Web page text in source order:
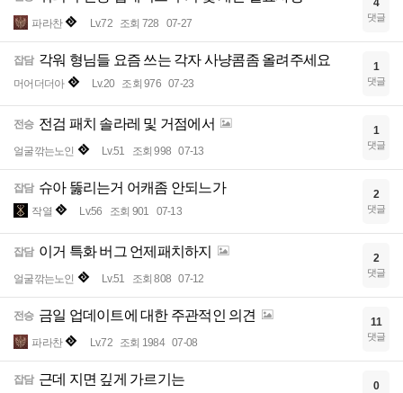
파라찬 Lv.72 조회 728 07-27
4
댓글
잡담 각워 형님들 요즘 쓰는 각자 사냥콤좀 올려주세요
머어더더아 Lv.20 조회 976 07-23
1
댓글
전승 전검 패치 솔라레 및 거점에서
얼굴깎는노인 Lv.51 조회 998 07-13
1
댓글
잡담 슈아 뚫리는거 어캐좀 안되느가
작열 Lv.56 조회 901 07-13
2
댓글
잡담 이거 특화 버그 언제패치하지
얼굴깎는노인 Lv.51 조회 808 07-12
2
댓글
전승 금일 업데이트에 대한 주관적인 의견
파라찬 Lv.72 조회 1984 07-08
11
댓글
잡담 근데 지면 깊게 가르기는 0